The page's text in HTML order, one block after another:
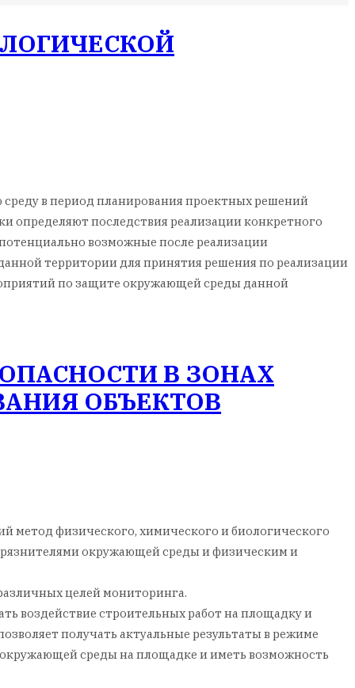
в период планирования проектных решений
определяют последствия реализации конкретного
возможные после реализации
территории для принятия решения по реализации
по защите окружающей среды данной
В ЗОНАХ
ОБЪЕКТОВ
метод физического, химического и биологического
окружающей среды и физическим и
целей мониторинга.
воздействие строительных работ на площадку и
получать актуальные результаты в режиме
среды на площадке и иметь возможность